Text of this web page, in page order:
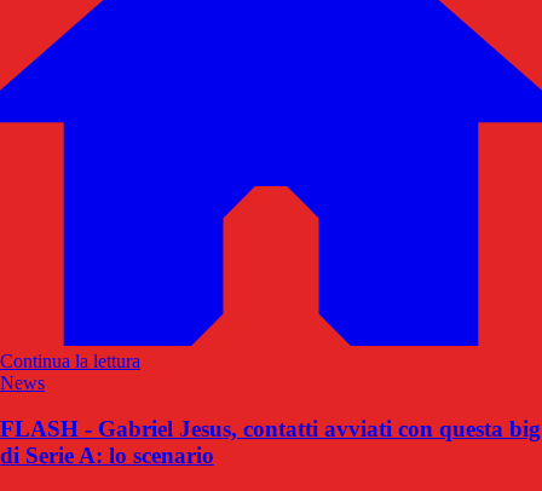
Continua la lettura
News
FLASH - Gabriel Jesus, contatti avviati con questa big
di Serie A: lo scenario